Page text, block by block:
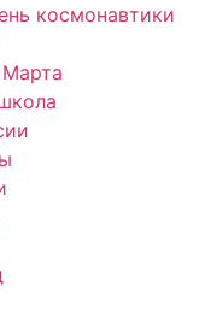
космонавтики